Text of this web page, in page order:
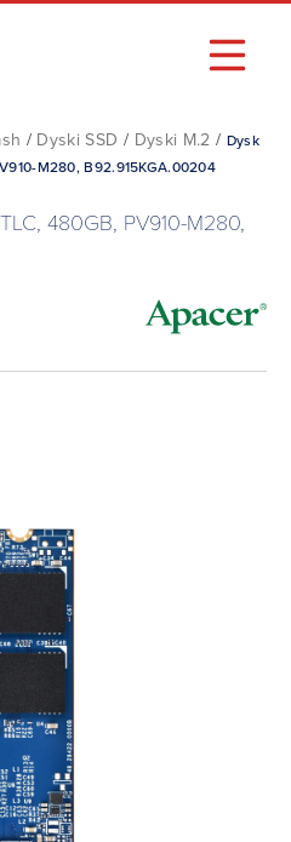
/ Dyski SSD / Dyski M.2 / Dysk
M280, B92.915KGA.00204
480GB, PV910-M280,